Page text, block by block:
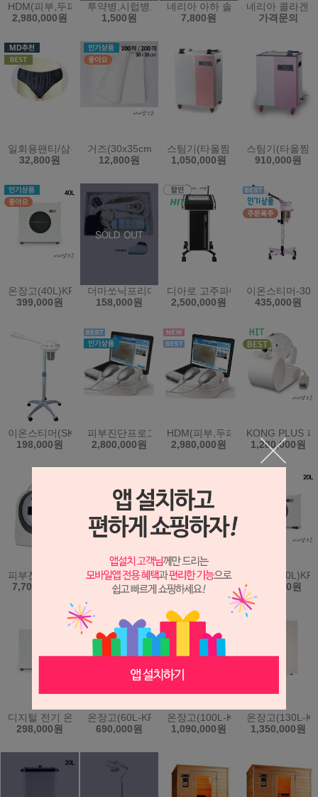
HDM(피부,두피 통합본)(한국)
2,980,000원
투약병,시럽병,공병(30ml*5개)(한국)
1,500원
네리아 아하 솔루션 - 필링 5% 인
7,800원
네리아 콜라겐
가격문의
일회용팬티/삼각팬티/위생팬티/남녀공용/100장(블랙)XXL/2XL
32,800원
거즈(30x35cm)(100매/200매)
12,800원
스팀기(타올찜기)(80L)(KRS-
1,050,000원
스팀기(타올찜
910,000원
온장고(40L)KRS-202HG/창문형/디지털방식(한국)
399,000원
더마쏘닉프리미엄(초음파미용기)+100%면마스크 2
158,000원
디아로 고주파마사지기 S350 지
2,500,000원
이온스티머-
435,000원
이온스티머(SK-550)
198,000원
피부진단프로그램시스템(SDM)(한국)
2,800,000원
HDM(피부,두피 통합본)(한국)
2,980,000원
KONG PLUS
1,280,000원
피부진단기 시스템 A-ONE Smart (에이원스마트) (원클릭 자동진단)/
7,700,000원
두피진단기.피부진단기.모발진단기(IS-5000)
2,900,000원
수분측정기(일제) 휴대용-808S
168,000원
온장고
268,000원
디지털 전기 온장고 (40L) KRS-202D 과열방지 간편조작 한국
298,000원
온장고(60L-KRS203)(한국)
690,000원
온장고(100L-KRS204)(한국)
1,090,000원
온장고(130L-
1,350,000원